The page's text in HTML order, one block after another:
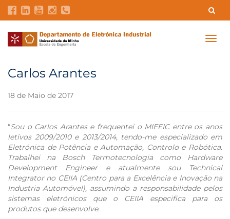
Contatos Intranet GDMI UMinho
Carlos Arantes
18 de Maio de 2017
“Sou o Carlos Arantes e frequentei o MIEEIC entre os anos
letivos 2009/2010 e 2013/2014, tendo-me especializado em
Eletrónica de Potência e Automação, Controlo e Robótica.
Trabalhei na Bosch Termotecnologia como Hardware
Development Engineer e atualmente sou Technical
Integrator no CEIIA (Centro para a Excelência e Inovação na
Industria Automóvel), assumindo a responsabilidade pelos
sistemas eletrónicos que o CEIIA especifica para os
produtos que desenvolve.